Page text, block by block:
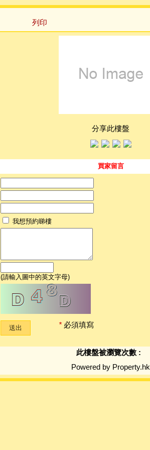
列印
分享此樓盤
買家留言
我想預約睇樓
(請輸入圖中的英文字母)
* 必須填寫
此樓盤被瀏覽次數 :
Powered by Property.hk